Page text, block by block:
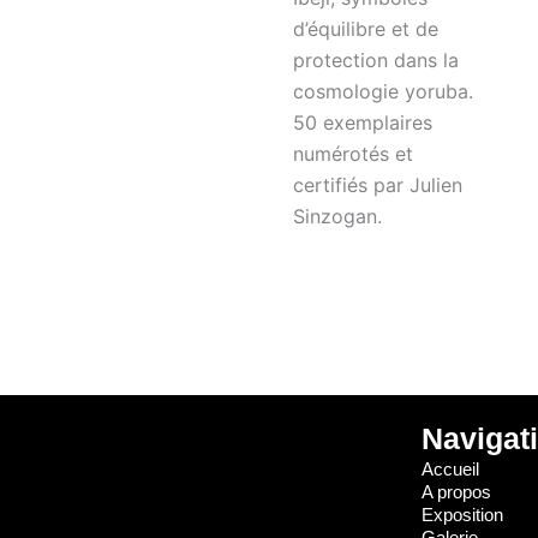
d’équilibre et de
protection dans la
cosmologie yoruba.
50 exemplaires
numérotés et
certifiés par Julien
Sinzogan.
Accueil
A propos
Exposition